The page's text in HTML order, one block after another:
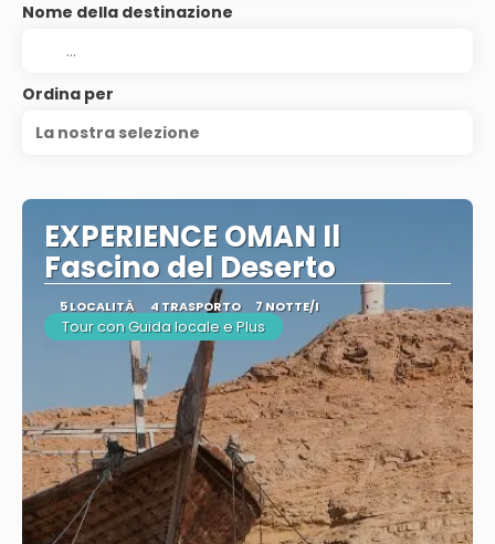
Nome della destinazione
Ordina per
La nostra selezione
EXPERIENCE OMAN Il
Fascino del Deserto
5 LOCALITÀ 4 TRASPORTO 7 NOTTE/I
Tour con Guida locale e Plus